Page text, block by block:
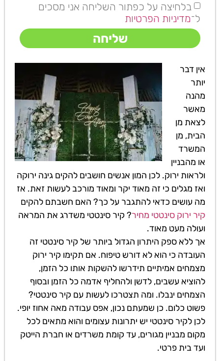
בלחיצה על כפתור השליחה אני מסכים
ל־מדיניות הפרטיות
שליחה
אין דבר
יותר
מהנה
מאשר
לצאת מן
הבית, מן
המשרד
או מהבניין
ולראות ירוק. לכן המון אנשים חושבים להקים גינה ירוקה
ואז מגלים כי זה מאוד יקר ומאוד מורכב לעשות זאת. אז
מה עושים כדאי להתגבר על כך? האם חשבתם להקים
קיר ירוק סינטטי מחיר? קיר סינטטי משדרג את המראה
ועולה מעט מאוד.
אך ללא ספק היתרון הגדול ביותר של קיר סינטטי זה
העובדה כי הוא לא דורש טיפוח. אם תקימו קיר ירוק
מצמחים אמיתיים תידרשו להשקות אותו כל הזמן,
להוציא עשבים, לדשן ולהחליף אדמה כל הזמן ובסוף
הצמחים ינבלו. ומה תצטרכו לעשות עם קיר סינטטי?
פשוט כלום. כן שמעתם נכון, אפס עבודה מאה אחוז יופי.
לכן לקיר סינטטי יש יתרונות עצומים והוא מתאים לכל
מקום מבניין מגורים, עד קומת משרדים או חברת הייטק
ועד בית פרטי.